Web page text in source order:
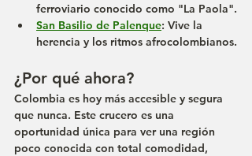
ferroviario conocido como "La Paola".
San Basilio de Palenque: Vive la
herencia y los ritmos afrocolombianos.
¿Por qué ahora?
Colombia es hoy más accesible y segura
que nunca. Este crucero es una
oportunidad única para ver una región
poco conocida con total comodidad,